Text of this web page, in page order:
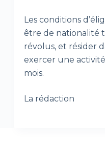
Les conditions
être de nationalité
révolus, et résider
exercer une
mois.
La rédaction